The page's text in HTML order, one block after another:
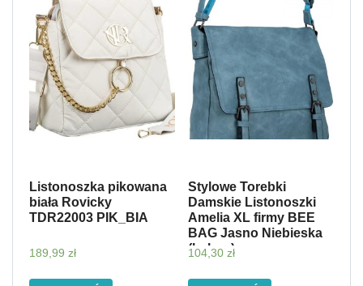
Listonoszka pikowana
biała Rovicky
TDR22003 PIK_BIA
189,99 zł
Stylowe Torebki
Damskie Listonoszki
Amelia XL firmy BEE
BAG Jasno Niebieska
(kolory)
104,30 zł